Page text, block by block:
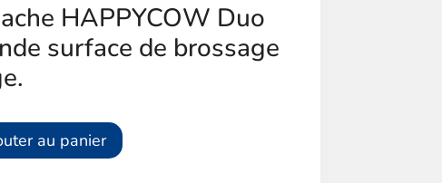
HAPPYCOW Duo
surface de brossage
au panier Alternative: